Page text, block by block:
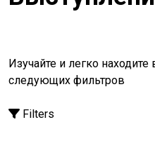
Изучайте и легко
следующих фильтров
Filters